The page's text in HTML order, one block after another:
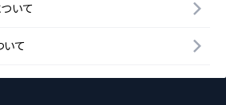
いて
て